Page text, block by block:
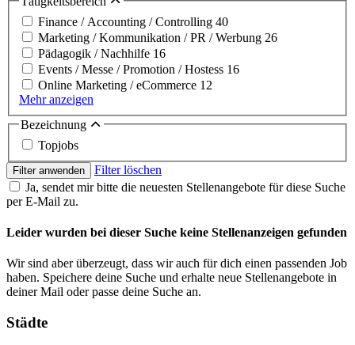
Finance / Accounting / Controlling 40
Marketing / Kommunikation / PR / Werbung 26
Pädagogik / Nachhilfe 16
Events / Messe / Promotion / Hostess 16
Online Marketing / eCommerce 12
Mehr anzeigen
Bezeichnung
Topjobs
Filter anwenden
Filter löschen
Ja, sendet mir bitte die neuesten Stellenangebote für diese Suche
per E-Mail zu.
Leider wurden bei dieser Suche keine Stellenanzeigen gefunden
Wir sind aber überzeugt, dass wir auch für dich einen passenden Job
haben. Speichere deine Suche und erhalte neue Stellenangebote in
deiner Mail oder passe deine Suche an.
Städte